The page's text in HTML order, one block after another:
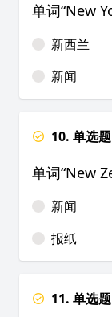
单词“New
新西兰
新闻
10. 单选题
单词“New
新闻
报纸
11. 单选题